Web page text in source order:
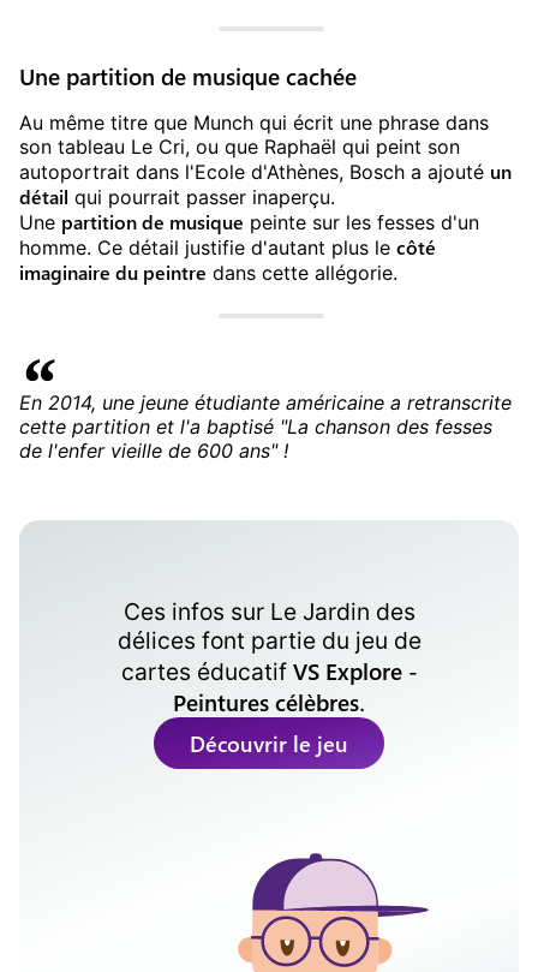
Une partition de musique cachée
Au même titre que Munch qui écrit une phrase dans
son tableau Le Cri, ou que Raphaël qui peint son
autoportrait dans l'Ecole d'Athènes, Bosch a ajouté un
détail qui pourrait passer inaperçu.
Une partition de musique peinte sur les fesses d'un
homme. Ce détail justifie d'autant plus le côté
imaginaire du peintre dans cette allégorie.
En 2014, une jeune étudiante américaine a retranscrite
cette partition et l'a baptisé "La chanson des fesses
de l'enfer vieille de 600 ans" !
Ces infos sur Le Jardin des
délices font partie du jeu de
cartes éducatif VS Explore -
Peintures célèbres.
Découvrir le jeu